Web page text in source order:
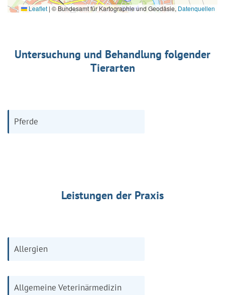
Leaflet | © Bundesamt für Kartographie und Geodäsie, Datenquellen
Untersuchung und Behandlung folgender
Tierarten
Pferde
Leistungen der Praxis
Allergien
Allgemeine Veterinärmedizin